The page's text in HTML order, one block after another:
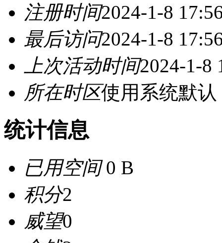
注册时间2024-1-8
最后访问2024-1-8
上次活动时间2024-1-8
所在时区使用系统默认
统计信息
已用空间0 B
积分2
威望0